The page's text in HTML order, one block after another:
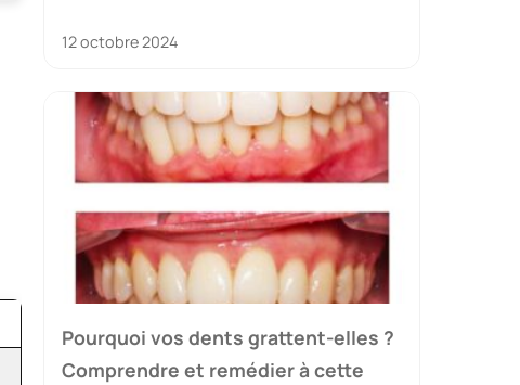
12 octobre 2024
Pourquoi vos dents grattent-elles ?
Comprendre et remédier à cette